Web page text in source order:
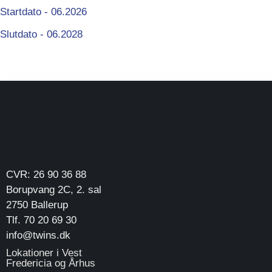
Startdato - 06.2026
Slutdato - 06.2028
CVR: 26 90 36 88
Borupvang 2C, 2. sal
2750 Ballerup
Tlf. 70 20 69 30
info@twins.dk
Lokationer i Vest
Fredericia og Århus